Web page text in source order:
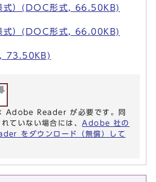
式）(DOC形式, 66.50KB)
式）(DOC形式, 66.00KB)
, 73.50KB)
Adobe Reader が必要です。同
ていない場合には、 Adobe 社の
をダウンロード（無償）して